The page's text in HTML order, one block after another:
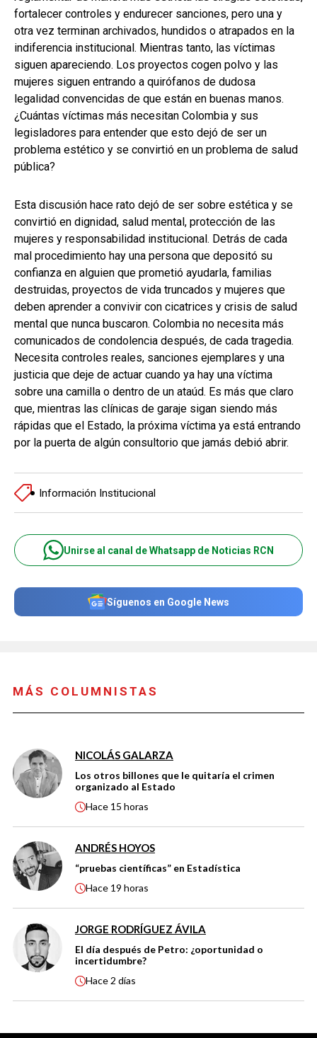
fortalecer controles y endurecer sanciones, pero una y
otra vez terminan archivados, hundidos o atrapados en la
indiferencia institucional. Mientras tanto, las víctimas
siguen apareciendo. Los proyectos cogen polvo y las
mujeres siguen entrando a quirófanos de dudosa
legalidad convencidas de que están en buenas manos.
¿Cuántas víctimas más necesitan Colombia y sus
legisladores para entender que esto dejó de ser un
problema estético y se convirtió en un problema de salud
pública?
Esta discusión hace rato dejó de ser sobre estética y se
convirtió en dignidad, salud mental, protección de las
mujeres y responsabilidad institucional. Detrás de cada
mal procedimiento hay una persona que depositó su
confianza en alguien que prometió ayudarla, familias
destruidas, proyectos de vida truncados y mujeres que
deben aprender a convivir con cicatrices y crisis de salud
mental que nunca buscaron. Colombia no necesita más
comunicados de condolencia después, de cada tragedia.
Necesita controles reales, sanciones ejemplares y una
justicia que deje de actuar cuando ya hay una víctima
sobre una camilla o dentro de un ataúd. Es más que claro
que, mientras las clínicas de garaje sigan siendo más
rápidas que el Estado, la próxima víctima ya está entrando
por la puerta de algún consultorio que jamás debió abrir.
Información Institucional
Unirse al canal de Whatsapp de Noticias RCN
Síguenos en Google News
MÁS COLUMNISTAS
NICOLÁS GALARZA
Los otros billones que le quitaría el crimen
organizado al Estado
Hace 15 horas
ANDRÉS HOYOS
“pruebas científicas” en Estadística
Hace 19 horas
JORGE RODRÍGUEZ ÁVILA
El día después de Petro: ¿oportunidad o
incertidumbre?
Hace 2 días